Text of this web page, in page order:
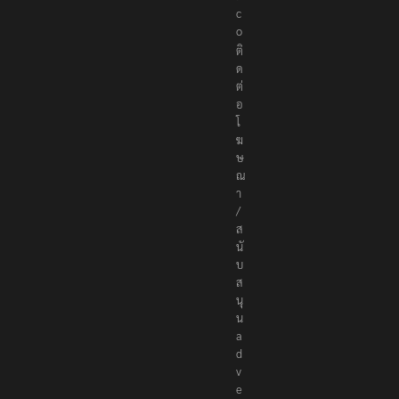
s
.
c
o
ติ
ด
ต่
อ
โ
ฆ
ษ
ณ
า
/
ส
นั
บ
ส
นุ
น
a
d